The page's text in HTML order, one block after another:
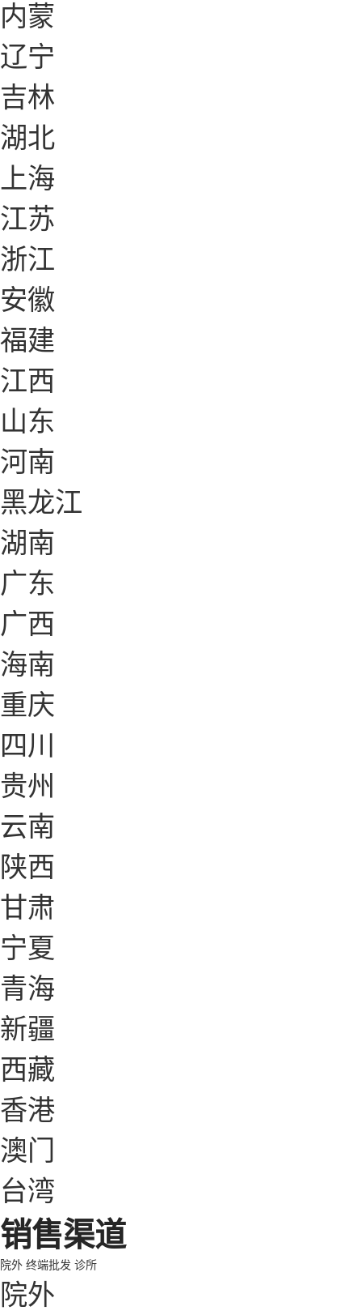
内蒙
辽宁
吉林
湖北
上海
江苏
浙江
安徽
福建
江西
山东
河南
黑龙江
湖南
广东
广西
海南
重庆
四川
贵州
云南
陕西
甘肃
宁夏
青海
新疆
西藏
香港
澳门
台湾
销售渠道
院外 终端批发 诊所
院外